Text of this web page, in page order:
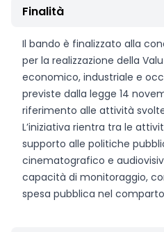
Finalità
Il bando è finalizzato alla
per la realizzazione della
economico, industriale e
previste dalla legge 14
riferimento alle attività svolte
L’iniziativa rientra tra le
supporto alle politiche
cinematografico e
capacità di monitoraggio,
spesa pubblica nel